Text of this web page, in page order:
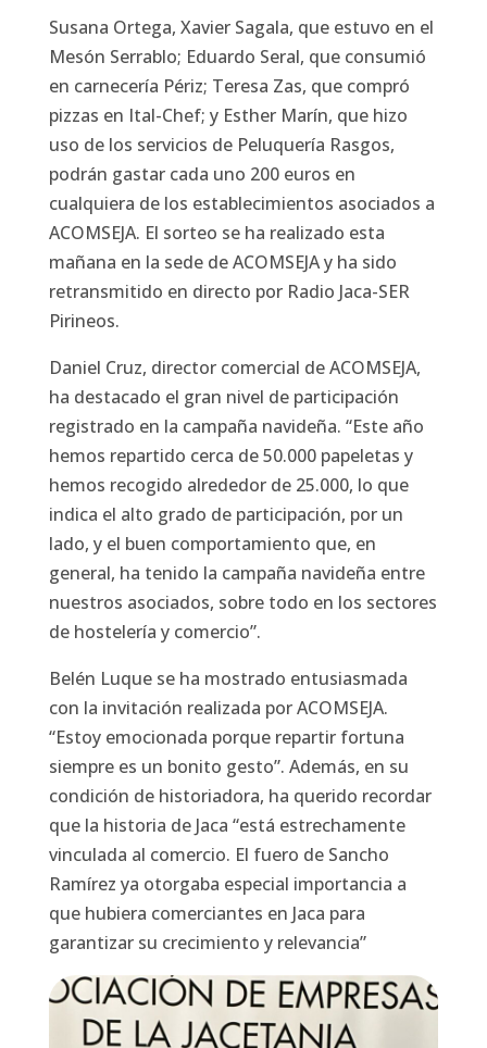
Susana Ortega, Xavier Sagala, que estuvo en el
Mesón Serrablo; Eduardo Seral, que consumió
en carnecería Périz; Teresa Zas, que compró
pizzas en Ital-Chef; y Esther Marín, que hizo
uso de los servicios de Peluquería Rasgos,
podrán gastar cada uno 200 euros en
cualquiera de los establecimientos asociados a
ACOMSEJA. El sorteo se ha realizado esta
mañana en la sede de ACOMSEJA y ha sido
retransmitido en directo por Radio Jaca-SER
Pirineos.
Daniel Cruz, director comercial de ACOMSEJA,
ha destacado el gran nivel de participación
registrado en la campaña navideña. “Este año
hemos repartido cerca de 50.000 papeletas y
hemos recogido alrededor de 25.000, lo que
indica el alto grado de participación, por un
lado, y el buen comportamiento que, en
general, ha tenido la campaña navideña entre
nuestros asociados, sobre todo en los sectores
de hostelería y comercio”.
Belén Luque se ha mostrado entusiasmada
con la invitación realizada por ACOMSEJA.
“Estoy emocionada porque repartir fortuna
siempre es un bonito gesto”. Además, en su
condición de historiadora, ha querido recordar
que la historia de Jaca “está estrechamente
vinculada al comercio. El fuero de Sancho
Ramírez ya otorgaba especial importancia a
que hubiera comerciantes en Jaca para
garantizar su crecimiento y relevancia”